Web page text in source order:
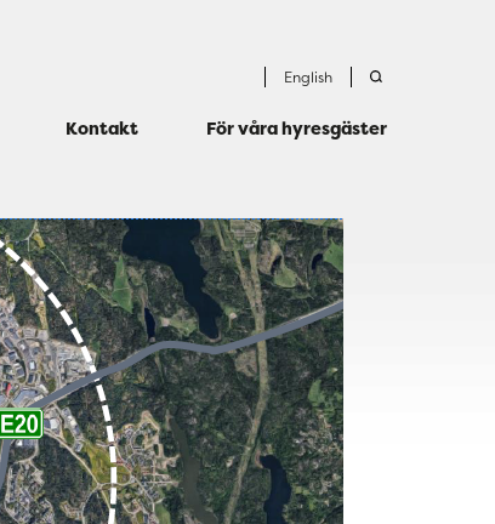
English
Kontakt För våra hyresgäster